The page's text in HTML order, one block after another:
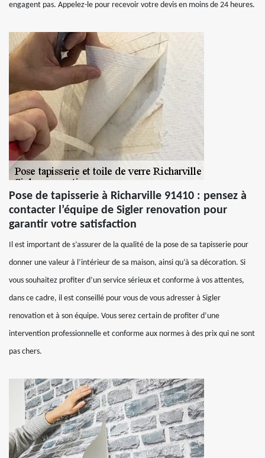
engagent pas. Appelez-le pour recevoir votre devis en moins de 24 heures.
Pose de tapisserie à Richarville 91410 : pensez à
contacter l’équipe de Sigler renovation pour
garantir votre satisfaction
Il est important de s’assurer de la qualité de la pose de sa tapisserie pour
donner une valeur à l’intérieur de sa maison, ainsi qu’à sa décoration. Si
vous souhaitez profiter d’un service sérieux et conforme à vos attentes,
dans ce cadre, il est conseillé pour vous de vous adresser à Sigler
renovation et à son équipe. Vous serez certain de profiter d’une
intervention professionnelle et conforme aux normes à des prix qui ne sont
pas chers.